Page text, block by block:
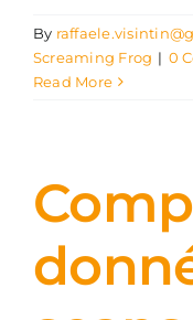
By
Screaming Frog | 0
Read More